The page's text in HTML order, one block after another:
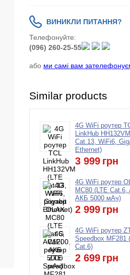
ВИНИКЛИ ПИТАННЯ?
Телефонуйте:
(096) 260-25-55
або ми самі вам
Similar products
4G WiFi роутер
LinkHub
Cat.13, WiFi6,
Ethernet)
3 999 грн
4G WiFi роутер
MC80 (LTE Cat.6,
АКБ 5000 мАч)
2 999 грн
4G WiFi роутер
Speedbox MF281
Cat.6)
2 699 грн